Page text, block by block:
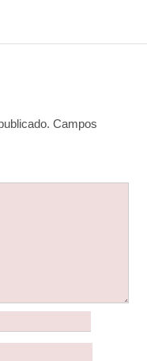
Campos